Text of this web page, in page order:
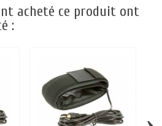
acheté ce produit ont
: